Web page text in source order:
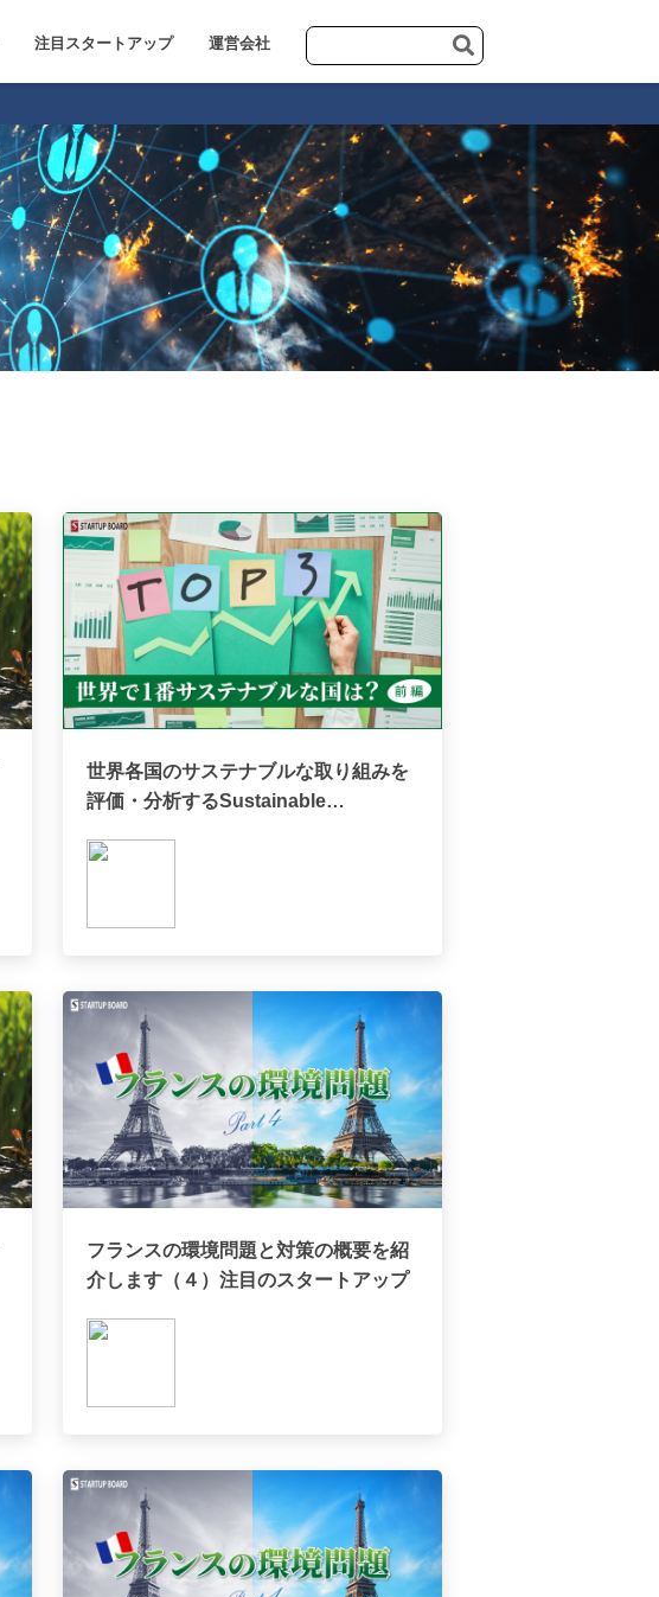
注目スタートアップ 運営会社
世界各国のサステナブルな取り組みを
評価・分析するSustainable
フランスの環境問題と対策の概要を紹
介します（４）注目のスタートアップ